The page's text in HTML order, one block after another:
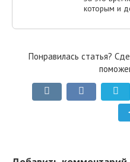
которым и
Понравилась статья?